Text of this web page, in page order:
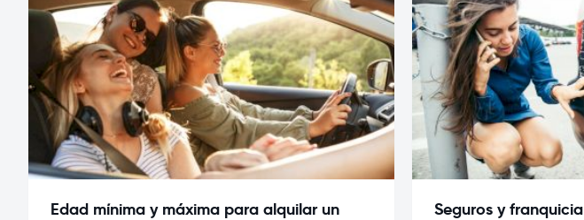
Edad mínima y máxima para alquilar un
Seguros y franquicia